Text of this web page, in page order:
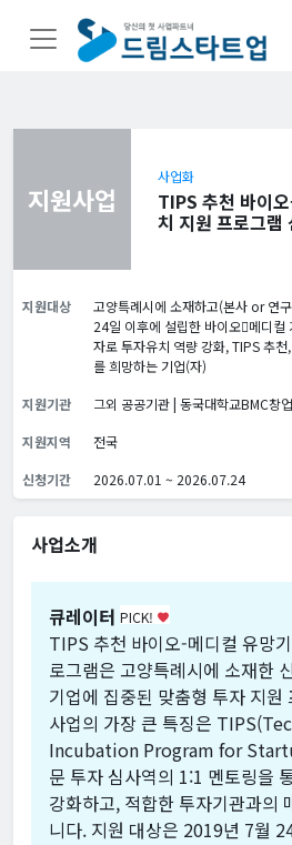
지원사업
사업화
TIPS 추천 바이
치 지원 프로그램
지원대상
고양특례시에 소재하고(본사 or 연
24일 이후에 설립한 바이오메디컬
자로 투자유치 역량 강화, TIPS 추
를 희망하는 기업(자)
지원기관
그외 공공기관 | 동국대학교BMC창
지원지역
전국
신청기간
2026.07.01 ~ 2026.07.24
사업소개
큐레이터 PICK! favorite
TIPS 추천 바이오-메디컬 유망
로그램은 고양특례시에 소재한
기업에 집중된 맞춤형 투자 지원
사업의 가장 큰 특징은
Incubation Program for
문 투자 심사역의 1:1 멘토링을
강화하고, 적합한 투자기관과의
니다. 지원 대상은 2019년 7월